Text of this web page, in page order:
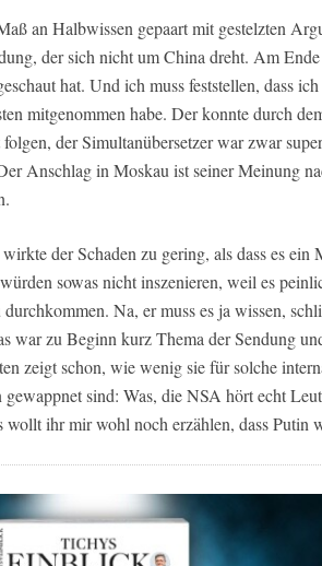
an Halbwissen gepaart mit gestelzten
der sich nicht um China dreht. Am
hat. Und ich muss feststellen, dass
mitgenommen habe. Der konnte durch
der Simultanübersetzer war zwar
Anschlag in Moskau ist seiner Meinung
der Schaden zu gering, als dass es ein
sowas nicht inszenieren, weil es
Na, er muss es ja wissen,
war zu Beginn kurz Thema der Sendung
zeigt schon, wie wenig sie für solche
gewappnet sind: Was, die NSA hört echt
wollt ihr mir wohl noch erzählen, dass